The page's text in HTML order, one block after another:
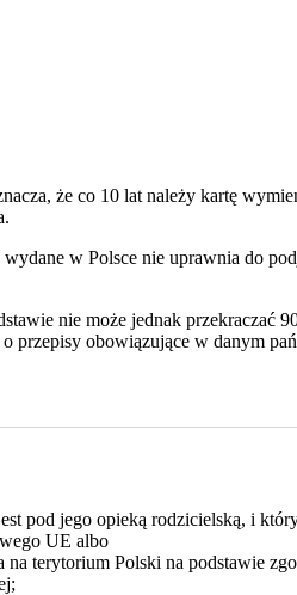
że co 10 lat należy kartę
w Polsce nie uprawnia do
nie może jednak przekraczać
przepisy obowiązujące w danym
pod jego opieką rodzicielską, i
UE albo
terytorium Polski na podstawie